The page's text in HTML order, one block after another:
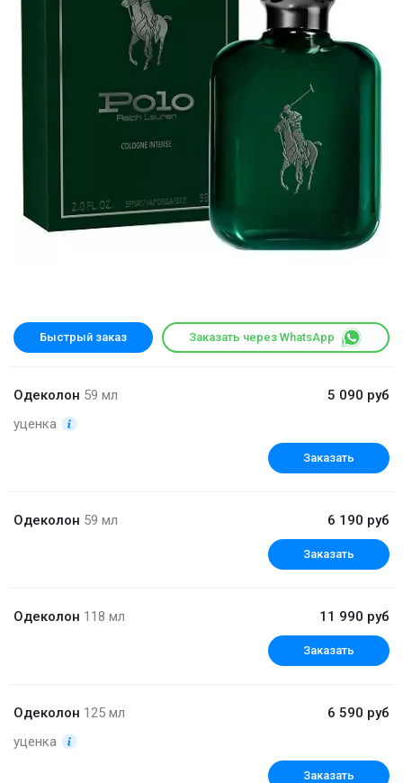
Быстрый заказ Заказать через WhatsApp
Одеколон 59 мл
уценка
5 090 руб
Заказать
Одеколон 59 мл 6 190 руб
Заказать
Одеколон 118 мл 11 990 руб
Заказать
Одеколон 125 мл
уценка
6 590 руб
Заказать